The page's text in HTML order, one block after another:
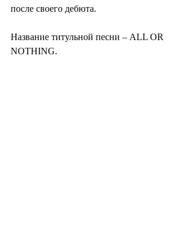
после своего дебюта.
Название титульной песни – ALL OR
NOTHING.